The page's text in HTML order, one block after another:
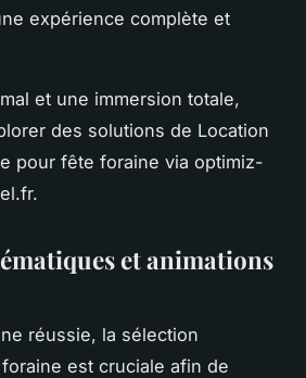
expérience complète et
et une immersion totale,
des solutions de Location
pour fête foraine via optimiz-
et animations
réussie, la sélection
est cruciale afin de